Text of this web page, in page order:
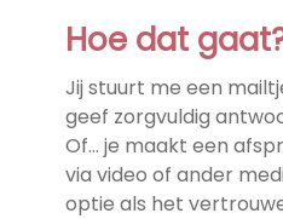
Hoe dat
Jij stuurt me een
geef zorgvuldig
Of… je maakt een
via video of ander
optie als het